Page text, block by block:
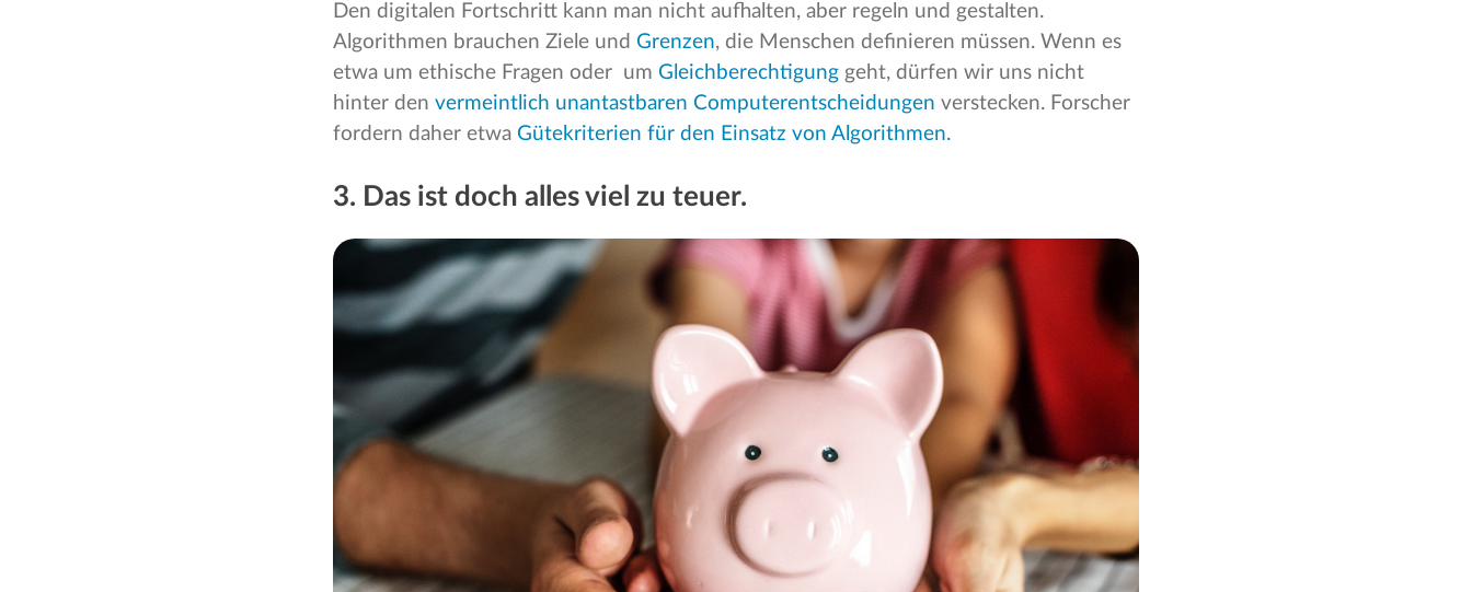
Den digitalen Fortschritt kann man nicht aufhalten, aber regeln und gestalten.
Algorithmen brauchen Ziele und Grenzen, die Menschen definieren müssen. Wenn es
etwa um ethische Fragen oder um Gleichberechtigung geht, dürfen wir uns nicht
hinter den vermeintlich unantastbaren Computerentscheidungen verstecken. Forscher
fordern daher etwa Gütekriterien für den Einsatz von Algorithmen.
3. Das ist doch alles viel zu teuer.